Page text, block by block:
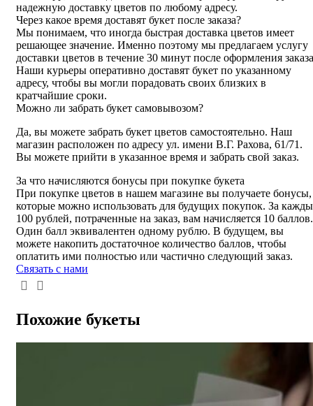
надежную доставку цветов по любому адресу.
Через какое время доставят букет после заказа?
Мы понимаем, что иногда быстрая доставка цветов имеет
решающее значение. Именно поэтому мы предлагаем услугу
доставки цветов в течение 30 минут после оформления
Наши курьеры оперативно доставят букет по указанному
адресу, чтобы вы могли порадовать своих близких в
кратчайшие сроки.
Можно ли забрать букет самовывозом?
Да, вы можете забрать букет цветов самостоятельно. Наш
магазин расположен по адресу ул. имени В.Г. Рахова, 61/71.
Вы можете прийти в указанное время и забрать свой заказ.
За что начисляются бонусы при покупке букета
При покупке цветов в нашем магазине вы получаете бонусы,
которые можно использовать для будущих покупок. За
100 рублей, потраченные на заказ, вам начисляется 10 баллов.
Один балл эквивалентен одному рублю. В будущем, вы
можете накопить достаточное количество баллов, чтобы
оплатить ими полностью или частично следующий заказ.
Связать с нами
Похожие букеты